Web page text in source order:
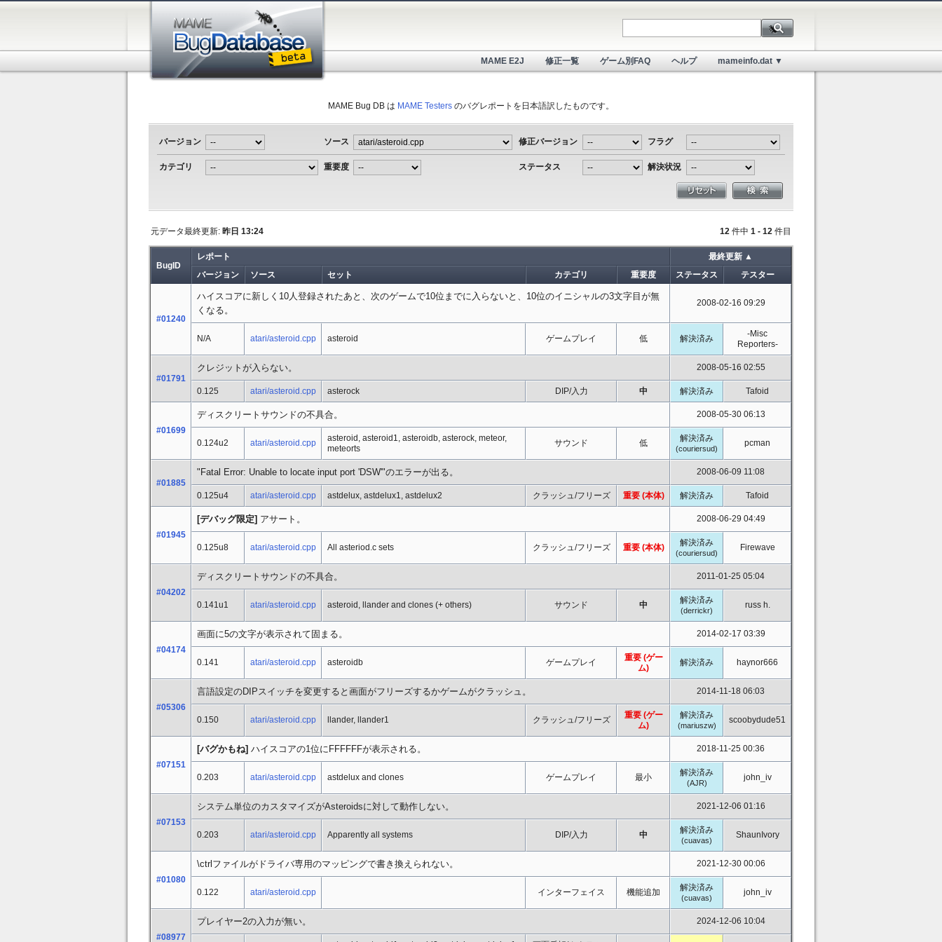
MAME E2J 修正一覧 ゲーム別FAQ ヘルプ mameinfo.dat ▼
MAME Bug DB は MAME Testers のバグレポートを日本語訳したものです。
バージョン ソース 修正バージョン フラグ
カテゴリ 重要度 ステータス 解決状況
12 件中 1 - 12 件目
元データ最終更新: 昨日 13:24
BugID
レポート
最終更新 ▲
バージョン
ソース セット カテゴリ 重要度 ステータス テスター
#01240
ハイスコアに新しく10人登録されたあと、次のゲームで10位までに入らないと、10位のイニシャルの3文字目が無
くなる。
2008-02-16 09:29
N/A atari/asteroid.cpp asteroid ゲームプレイ 低 解決済み
-Misc
Reporters-
#01791
クレジットが入らない。 2008-05-16 02:55
0.125 atari/asteroid.cpp asterock DIP/入力 中 解決済み Tafoid
#01699
ディスクリートサウンドの不具合。 2008-05-30 06:13
0.124u2 atari/asteroid.cpp
asteroid, asteroid1, asteroidb, asterock, meteor,
meteorts
サウンド 低 解決済み
(couriersud)
pcman
#01885
"Fatal Error: Unable to locate input port 'DSW'"のエラーが出る。 2008-06-09 11:08
0.125u4 atari/asteroid.cpp astdelux, astdelux1, astdelux2 クラッシュ/フリーズ 重要 (本体) 解決済み Tafoid
#01945
[デバッグ限定] アサート。 2008-06-29 04:49
0.125u8 atari/asteroid.cpp All asteriod.c sets クラッシュ/フリーズ 重要 (本体) 解決済み
(couriersud)
Firewave
#04202
ディスクリートサウンドの不具合。 2011-01-25 05:04
0.141u1 atari/asteroid.cpp asteroid, llander and clones (+ others) サウンド 中 解決済み
(derrickr)
russ h.
#04174
画面に5の文字が表示されて固まる。 2014-02-17 03:39
0.141 atari/asteroid.cpp asteroidb ゲームプレイ
重要 (ゲー
ム)
解決済み haynor666
#05306
言語設定のDIPスイッチを変更すると画面がフリーズするかゲームがクラッシュ。 2014-11-18 06:03
0.150 atari/asteroid.cpp llander, llander1 クラッシュ/フリーズ
重要 (ゲー
ム)
解決済み
(mariuszw)
scoobydude51
#07151
[バグかもね] ハイスコアの1位にFFFFFFが表示される。 2018-11-25 00:36
0.203 atari/asteroid.cpp astdelux and clones ゲームプレイ 最小 解決済み
(AJR)
john_iv
#07153
システム単位のカスタマイズがAsteroidsに対して動作しない。 2021-12-06 01:16
0.203 atari/asteroid.cpp Apparently all systems DIP/入力 中 解決済み
(cuavas)
ShaunIvory
#01080
\ctrlファイルがドライバ専用のマッピングで書き換えられない。 2021-12-30 00:06
0.122 atari/asteroid.cpp インターフェイス 機能追加 解決済み
(cuavas)
john_iv
#08977
プレイヤー2の入力が無い。 2024-12-06 10:04